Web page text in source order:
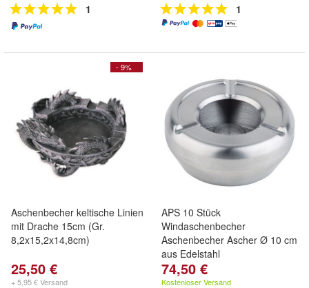
1 1
- 9%
Aschenbecher keltische Linien
mit Drache 15cm (Gr.
8,2x15,2x14,8cm)
25,50 €
+ 5,95 € Versand
APS 10 Stück
Windaschenbecher
Aschenbecher Ascher Ø 10 cm
aus Edelstahl
74,50 €
Kostenloser Versand